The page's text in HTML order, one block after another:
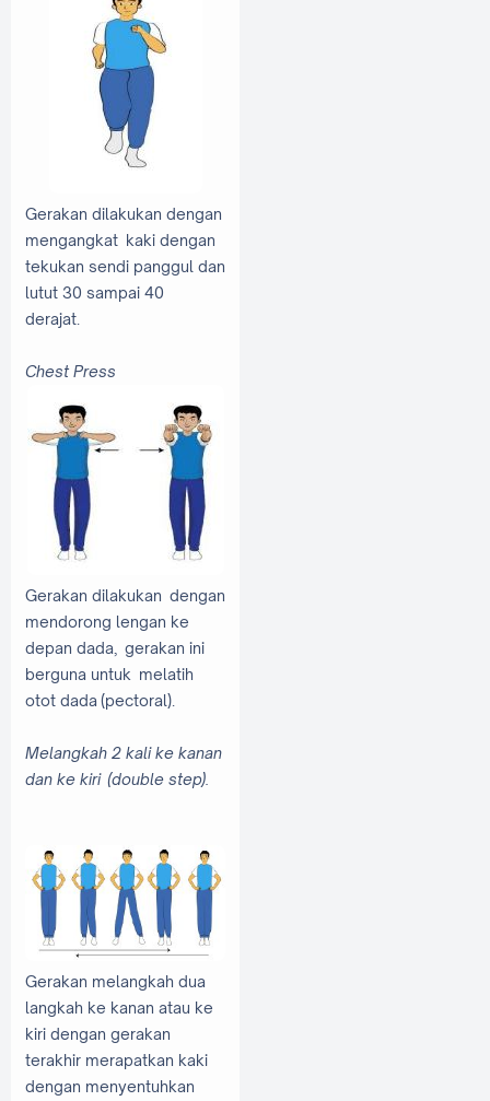
Gerakan dilakukan dengan
mengangkat kaki dengan
tekukan sendi panggul dan
lutut 30 sampai 40
derajat.
Chest Press
Gerakan dilakukan dengan
mendorong lengan ke
depan dada, gerakan ini
berguna untuk melatih
otot dada (pectoral).
Melangkah 2 kali ke kanan
dan ke kiri (double step).
Gerakan melangkah dua
langkah ke kanan atau ke
kiri dengan gerakan
terakhir merapatkan kaki
dengan menyentuhkan